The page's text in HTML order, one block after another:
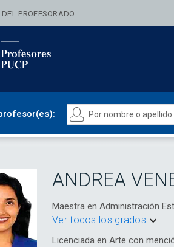
DEL PROFESORADO
ANDREA
Maestra en Administración
Ver todos los grados
Licenciada en Arte con